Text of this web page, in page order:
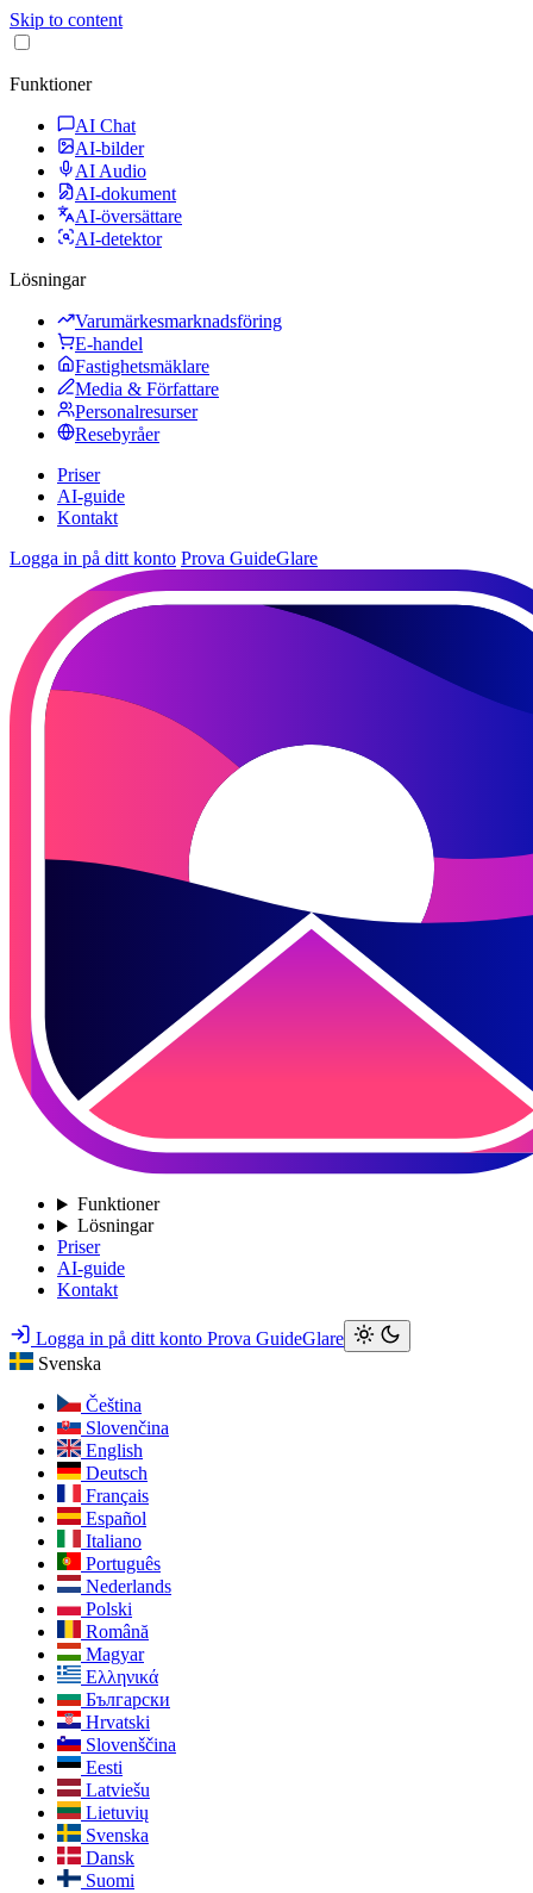
Skip to content
Funktioner
AI Chat
AI-bilder
AI Audio
AI-dokument
AI-översättare
AI-detektor
Lösningar
Varumärkesmarknadsföring
E-handel
Fastighetsmäklare
Media & Författare
Personalresurser
Resebyråer
Priser
AI-guide
Kontakt
Logga in på ditt konto Prova GuideGlare
Funktioner
Lösningar
Priser
AI-guide
Kontakt
Logga in på ditt konto Prova GuideGlare
Svenska
Čeština
Slovenčina
English
Deutsch
Français
Español
Italiano
Português
Nederlands
Polski
Română
Magyar
Ελληνικά
Български
Hrvatski
Slovenščina
Eesti
Latviešu
Lietuvių
Svenska
Dansk
Suomi